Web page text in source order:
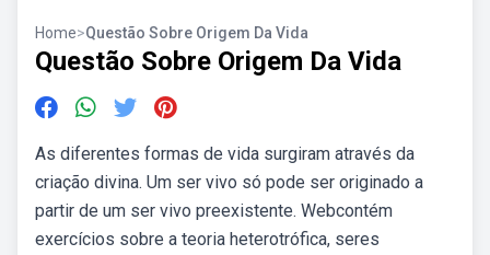
Home>Questão Sobre Origem Da Vida
Questão Sobre Origem Da Vida
As diferentes formas de vida surgiram através da
criação divina. Um ser vivo só pode ser originado a
partir de um ser vivo preexistente. Webcontém
exercícios sobre a teoria heterotrófica, seres